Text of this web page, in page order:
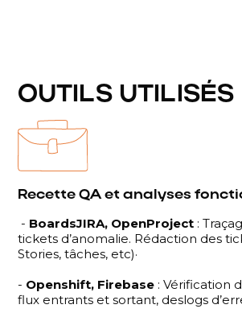
OUTILS UTILISÉS
Recette QA et analyses
- BoardsJIRA, OpenProject :
tickets d’anomalie. Rédaction des
Stories, tâches, etc)·
- Openshift, Firebase : Vérification
flux entrants et sortant, deslogs